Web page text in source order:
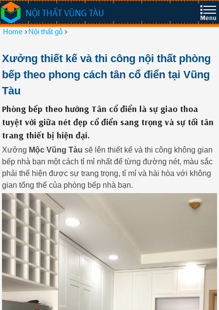
NỘI THẤT VŨNG TÀU
Home ›Nội thất gỗ ›
Xưởng thiết kế và thi công nội thất phòng
bếp theo phong cách tân cổ điển tại Vũng
Tàu
Phòng bếp theo hướng Tân cổ điển là sự giao thoa
tuyệt vời giữa nét đẹp cổ điển sang trọng và sự tối tân
trang thiết bị hiện đại.
Xưởng Mộc Vũng Tàu sẽ lên thiết kế và thi công không gian
bếp nhà bạn một cách tỉ mỉ nhất để từng đường nét, màu sắc
phải thể hiện được sự trang trọng, tỉ mỉ và hài hòa với không
gian tổng thể của phòng bếp nhà bạn.